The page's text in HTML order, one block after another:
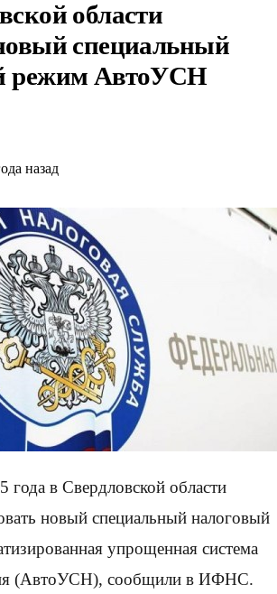
области
специальный
режим АвтоУСН
назад
года в Свердловской области
новый специальный налоговый
упрощенная система
(АвтоУСН), сообщили в ИФНС.